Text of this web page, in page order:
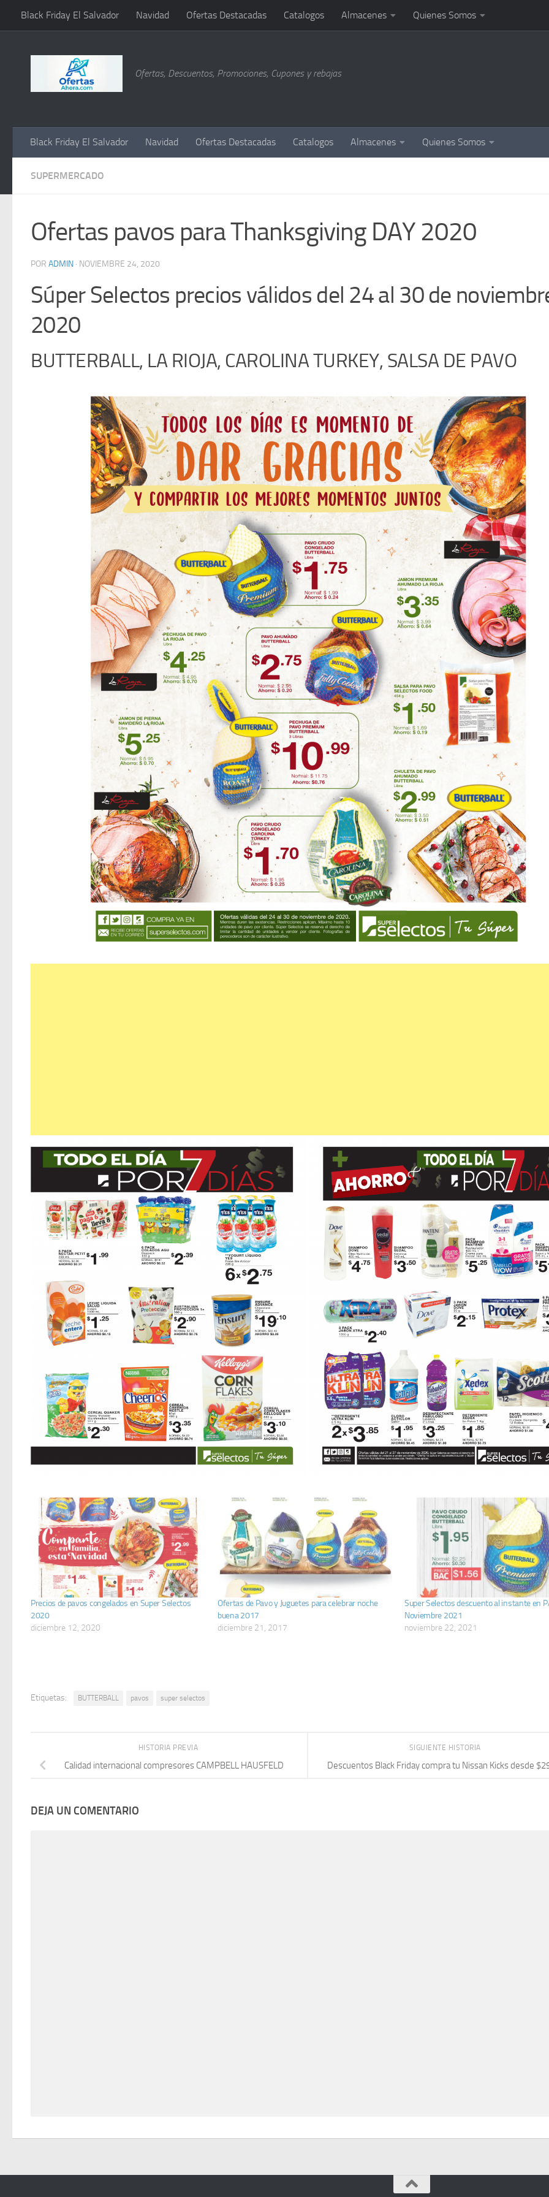
Saltar al contenido
Black Friday El Salvador Navidad Ofertas Destacadas Catalogos Almacenes Quienes Somos
Ofertas, Descuentos, Promociones, Cupones y rebajas
Black Friday El Salvador Navidad Ofertas Destacadas Catalogos Almacenes Quienes Somos
SUPERMERCADO
Ofertas pavos para Thanksgiving DAY 2020
POR ADMIN · NOVIEMBRE 24, 2020
Súper Selectos precios válidos del 24 al 30 de
2020
BUTTERBALL, LA RIOJA, CAROLINA TURKEY, SALSA DE PAVO
Precios de pavos congelados en Super Selectos
2020
diciembre 12, 2020
Ofertas de Pavo y Juguetes para celebrar noche
buena 2017
diciembre 21, 2017
Super Selectos descuento al instante en
Noviembre 2021
noviembre 22, 2021
Etiquetas: BUTTERBALL pavos super selectos
SIGUIENTE HISTORIA
Descuentos Black Friday compra tu Nissan Kicks desde
HISTORIA PREVIA
Calidad internacional compresores CAMPBELL HAUSFELD
DEJA UN COMENTARIO